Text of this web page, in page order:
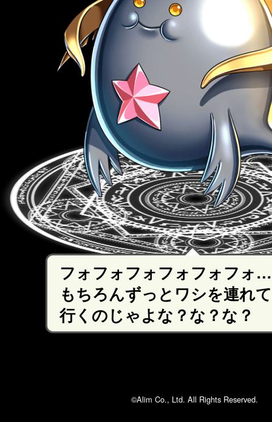
フォフォフォフォフォフ
もちろんずっとワシを連れて
行くのじゃよな？な？な？
©Alim Co., Ltd. All Rights Reserved.